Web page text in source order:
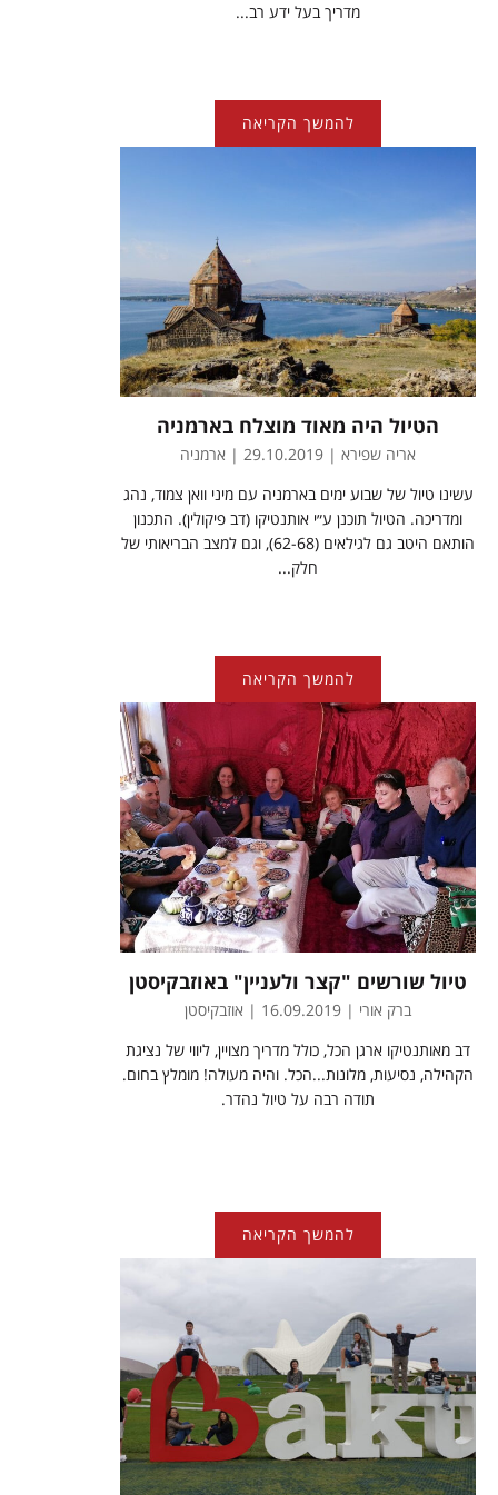
מדריך בעל ידע רב...
להמשך הקריאה
הטיול היה מאוד מוצלח בארמניה
אריה שפירא | 29.10.2019 | ארמניה
עשינו טיול של שבוע ימים בארמניה עם מיני וואן צמוד, נהג
ומדריכה. הטיול תוכנן ע״י אותנטיקו (דב פיקולין). התכנון
הותאם היטב גם לגילאים (62-68), וגם למצב הבריאותי של
חלק...
להמשך הקריאה
טיול שורשים "קצר ולעניין" באוזבקיסטן
ברק אורי | 16.09.2019 | אוזבקיסטן
דב מאותנטיקו ארגן הכל, כולל מדריך מצויין, ליווי של נציגת
הקהילה, נסיעות, מלונות...הכל. והיה מעולה! מומלץ בחום.
תודה רבה על טיול נהדר.
להמשך הקריאה